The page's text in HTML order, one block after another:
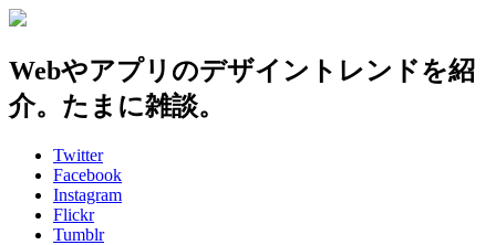
Webやアプリのデザイントレンドを紹
介。たまに雑談。
Twitter
Facebook
Instagram
Flickr
Tumblr